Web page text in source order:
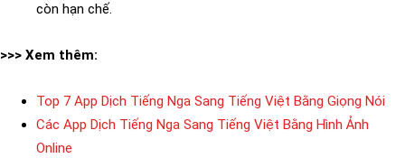
còn hạn chế.
>>> Xem thêm:
Top 7 App Dịch Tiếng Nga Sang Tiếng Việt Bằng Giọng Nói
Các App Dịch Tiếng Nga Sang Tiếng Việt Bằng Hình Ảnh
Online